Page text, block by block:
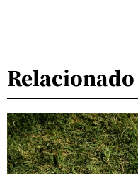
Relacionado